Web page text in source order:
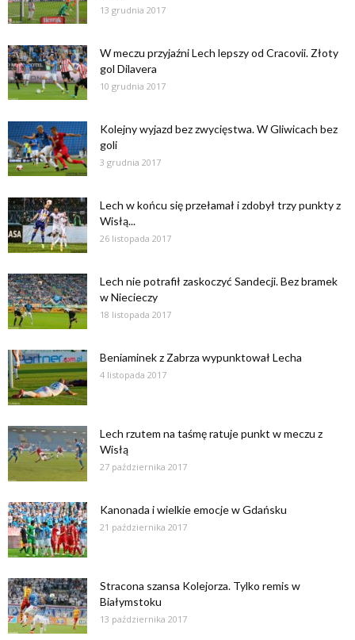
13 grudnia 2017
W meczu przyjaźni Lech lepszy od Cracovii. Złoty
gol Dilavera
10 grudnia 2017
Kolejny wyjazd bez zwycięstwa. W Gliwicach bez
goli
3 grudnia 2017
Lech w końcu się przełamał i zdobył trzy punkty z
Wisłą...
26 listopada 2017
Lech nie potrafił zaskoczyć Sandecji. Bez bramek
w Niecieczy
18 listopada 2017
Beniaminek z Zabrza wypunktował Lecha
4 listopada 2017
Lech rzutem na taśmę ratuje punkt w meczu z
Wisłą
27 października 2017
Kanonada i wielkie emocje w Gdańsku
21 października 2017
Stracona szansa Kolejorza. Tylko remis w
Białymstoku
13 października 2017